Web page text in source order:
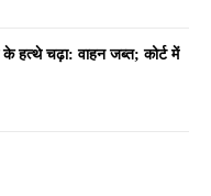
के हत्थे चढ़ा: वाहन जब्त; कोर्ट में